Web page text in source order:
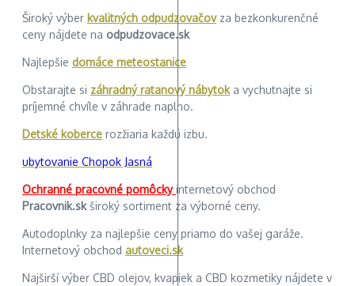
Široký výber kvalitných odpudzovačovza bezkonkurenčné
ceny nájdete na odpudzovace.sk
Najlepšie domáce meteostanice
Obstarajte si záhradný ratanový nábytoka vychutnajte si
príjemné chvíle v záhrade naplno.
Detské koberce rozžiaria každú izbu.
ubytovanie Chopok Jasná
Ochranné pracovné pomôckyinternetový obchod
Pracovnik.skširoký sortiment za výborné ceny.
Autodoplnky za najlepšie ceny priamo do vašej garáže.
Internetový obchod autoveci.sk
Najširší výber CBD olejov, kvapiek a CBD kozmetiky nájdete v